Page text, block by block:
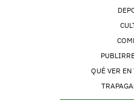
QUÉ VER